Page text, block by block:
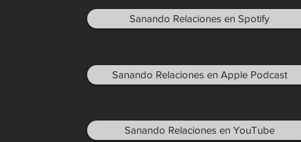
Sanando Relaciones en Spotify
Sanando Relaciones en Apple Podcast
Sanando Relaciones en YouTube